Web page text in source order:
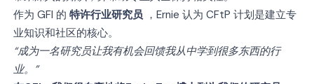
作为 GFI 的特许行业研究员，Ernie 认为 CFtP 计划是建立专
业知识和社区的核心。
“成为一名研究员让我有机会回馈我从中学到很多东西的行
业。”